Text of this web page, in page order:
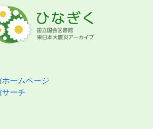
ームページ
ーチ